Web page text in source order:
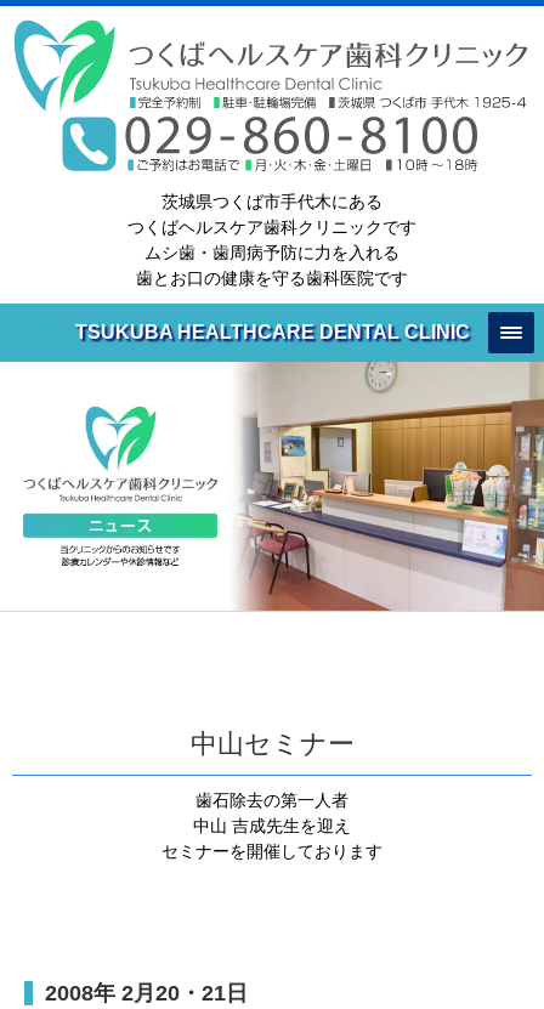
茨城県つくば市手代木にある
つくばヘルスケア歯科クリニックです
ムシ歯・歯周病予防に力を入れる
歯とお口の健康を守る歯科医院です
TSUKUBA HEALTHCARE DENTAL CLINIC
中山セミナー
歯石除去の第一人者
中山 吉成先生を迎え
セミナーを開催しております
2008年 2月20・21日